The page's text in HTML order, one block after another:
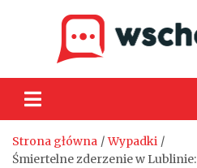
Strona główna
Wypadki
Śmiertelne zderzenie w